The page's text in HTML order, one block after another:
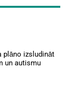
plāno izsludināt
un autismu